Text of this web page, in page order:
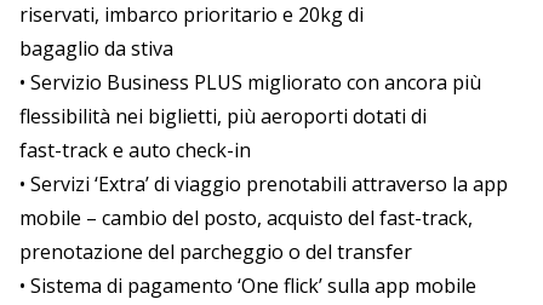
riservati, imbarco prioritario e 20kg di
bagaglio da stiva
• Servizio Business PLUS migliorato con ancora più
flessibilità nei biglietti, più aeroporti dotati di
fast-track e auto check-in
• Servizi ‘Extra’ di viaggio prenotabili attraverso la app
mobile – cambio del posto, acquisto del fast-track,
prenotazione del parcheggio o del transfer
• Sistema di pagamento ‘One flick’ sulla app mobile